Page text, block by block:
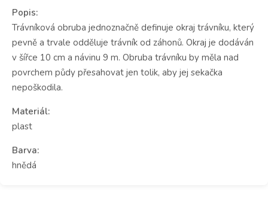
Popis:
Trávníková obruba jednoznačně definuje okraj trávníku, který
pevně a trvale odděluje trávník od záhonů. Okraj je dodáván
v šířce 10 cm a návinu 9 m. Obruba trávníku by měla nad
povrchem půdy přesahovat jen tolik, aby jej sekačka
nepoškodila.
Materiál:
plast
Barva:
hnědá